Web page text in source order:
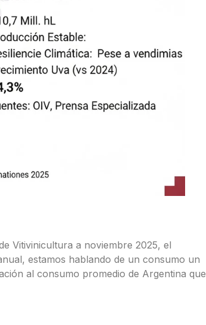
Vitivinicultura a noviembre 2025, el
estamos hablando de un consumo un
al consumo promedio de Argentina que